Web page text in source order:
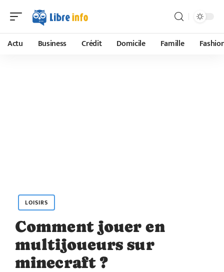
Actu Business Crédit Domicile Famille
LOISIRS
Comment jouer en
multijoueurs sur
minecraft ?